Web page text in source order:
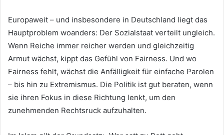
Europaweit – und insbesondere in Deutschland liegt das
Hauptproblem woanders: Der Sozialstaat verteilt ungleich.
Wenn Reiche immer reicher werden und gleichzeitig
Armut wächst, kippt das Gefühl von Fairness. Und wo
Fairness fehlt, wächst die Anfälligkeit für einfache Parolen
– bis hin zu Extremismus. Die Politik ist gut beraten, wenn
sie ihren Fokus in diese Richtung lenkt, um den
zunehmenden Rechtsruck aufzuhalten.